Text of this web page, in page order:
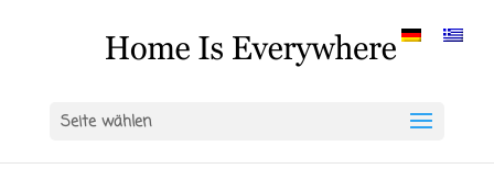
Seite wählen